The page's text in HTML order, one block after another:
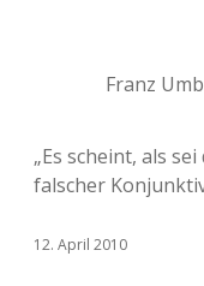
Franz
„Es scheint, als
falscher
12. April 2010